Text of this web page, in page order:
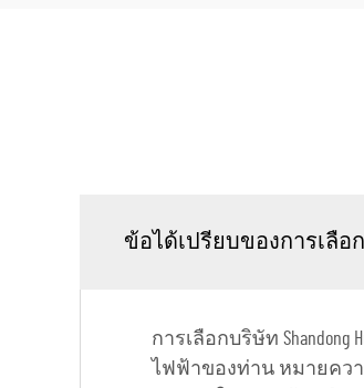
ข้อได้เปรียบของการเลื
การเลือกบริษัท Shandong
ไฟฟ้าของท่าน หมายคว